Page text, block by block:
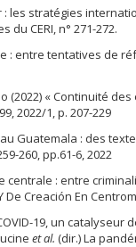
les stratégies
du CERI, n° 271-272.
: entre tentatives de
(2022) « Continuité
2022/1, p. 207-229
Guatemala : des
260, pp.61-6, 2022
centrale : entre
Creación En
19, un
et al. (dir.) La